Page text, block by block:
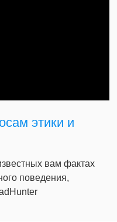
этики и
вам фактах
поведения,